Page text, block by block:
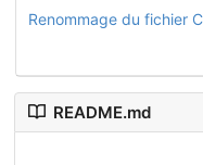
Renommage du fichier
README.md